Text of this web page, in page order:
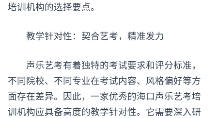
培训机构的选择要点。
教学针对性：契合艺考，精准发力
声乐艺考有着独特的考试要求和评分标准，
不同院校、不同专业在考试内容、风格偏好等方
面存在差异。因此，一家优秀的海口声乐艺考培
训机构应具备高度的教学针对性。它需要深入研